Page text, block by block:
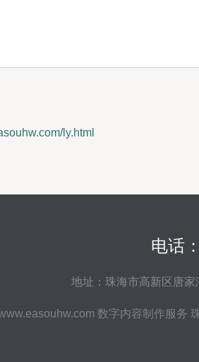
ly.html
电话
地址：珠海市高新区唐
数字内容制作服务